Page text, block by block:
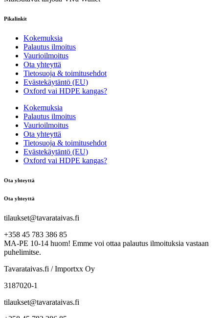
Pikalinkit
Kokemuksia
Palautus ilmoitus
Vaurioilmoitus
Ota yhteyttä
Tietosuoja & toimitusehdot
Evästekäytäntö (EU)
Oxford vai HDPE kangas?
Kokemuksia
Palautus ilmoitus
Vaurioilmoitus
Ota yhteyttä
Tietosuoja & toimitusehdot
Evästekäytäntö (EU)
Oxford vai HDPE kangas?
Ota yhteyttä
Ota yhteyttä
tilaukset@tavarataivas.fi
+358 45 783 386 85
MA-PE 10-14 huom! Emme voi ottaa palautus ilmoituksia vastaan
puhelimitse.
Tavarataivas.fi / Importxx Oy
3187020-1
tilaukset@tavarataivas.fi